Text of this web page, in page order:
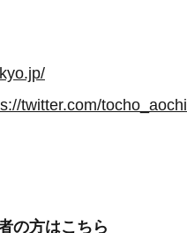
twitter.com/tocho_aochi
の方はこちら